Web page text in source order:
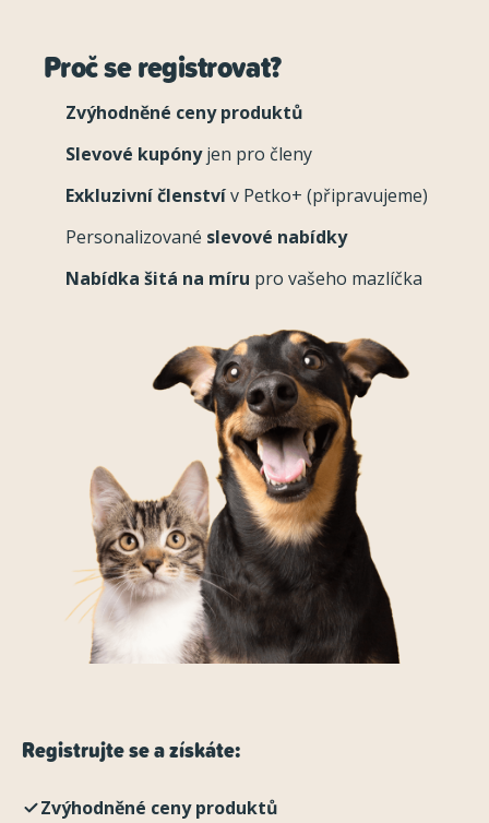
Proč se registrovat?
Zvýhodněné ceny produktů
Slevové kupónyjen pro členy
Exkluzivní členstvív Petko+ (připravujeme)
Personalizované slevové nabídky
Nabídka šitá na míru pro vašeho mazlíčka
Registrujte se a získáte:
Zvýhodněné ceny produktů